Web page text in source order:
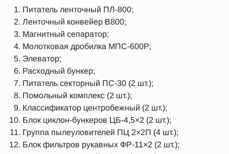
Питатель ленточный ПЛ-800;
Ленточный конвейер В800;
Магнитный сепаратор;
Молотковая дробилка МПС-600Р;
Элеватор;
Расходный бункер;
Питатель секторный ПС-30 (2 шт.);
Помольный комплекс (2 шт.);
Классификатор центробежный (2 шт.);
Блок циклон-бункеров ЦБ-4,5×2 (2 шт.);
Группа пылеуловителей ПЦ 2×2П (4 шт.);
Блок фильтров рукавных ФР-11×2 (2 шт.);